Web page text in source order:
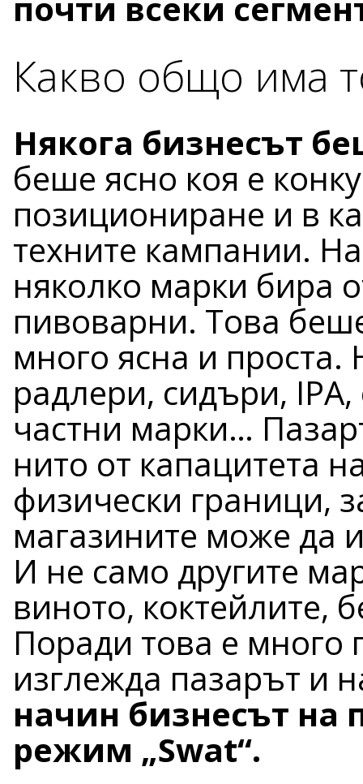
Какво общо има
Някога бизнесът
беше ясно коя е
позициониране и в
техните кампании.
няколко марки бира
пивоварни. Това
много ясна и проста.
радлери, сидъри,
частни марки…
нито от капацитета
физически граници,
магазините може да
И не само другите
виното, коктейлите,
Поради това е много
изглежда пазарът и
начин бизнесът на
режим „Swat“.